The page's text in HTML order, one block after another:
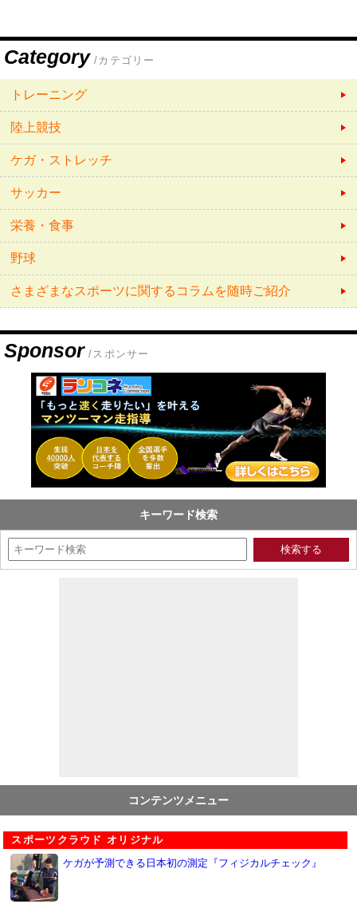
Category /カテゴリー
トレーニング
陸上競技
ケガ・ストレッチ
サッカー
栄養・食事
野球
さまざまなスポーツに関するコラムを随時ご紹介
Sponsor /スポンサー
キーワード検索
コンテンツメニュー
スポーツクラウド オリジナル
ケガが予測できる日本初の測定『フィジカルチェック』